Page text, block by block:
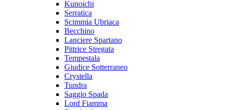
Kunoichi
Serratica
Scimmia Ubriaca
Becchino
Lanciere Spartano
Pittrice Stregata
Tempestala
Giudice Sotterraneo
Crystella
Tundra
Saggio Spada
Lord Fiamma